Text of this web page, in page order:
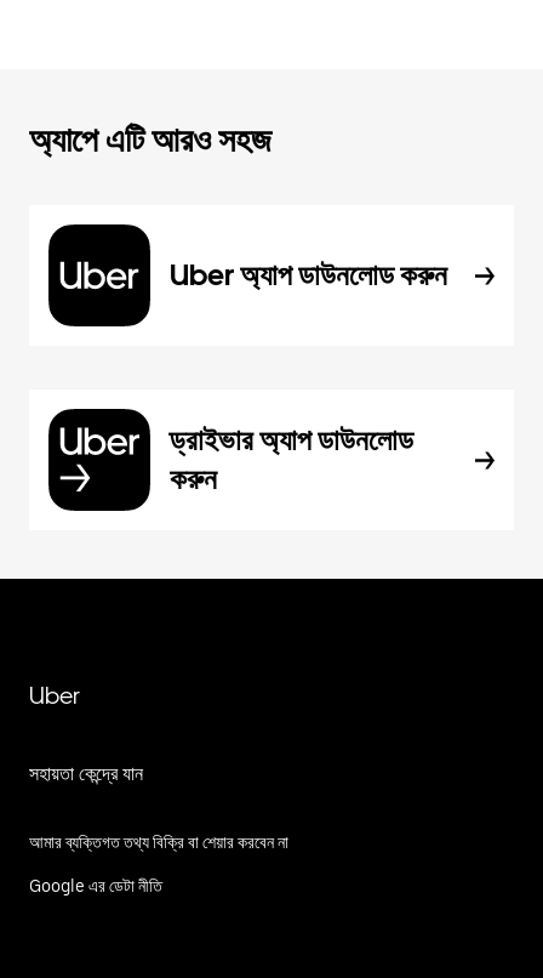
অ্যাপে এটি আরও সহজ
Uber অ্যাপ ডাউনলোড করুন
ড্রাইভার অ্যাপ ডাউনলোড
করুন
Uber
সহায়তা কেন্দ্রে যান
আমার ব্যক্তিগত তথ্য বিক্রি বা শেয়ার করবেন না
Google এর ডেটা নীতি